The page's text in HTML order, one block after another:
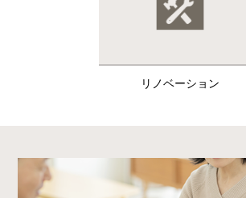
リノベーション